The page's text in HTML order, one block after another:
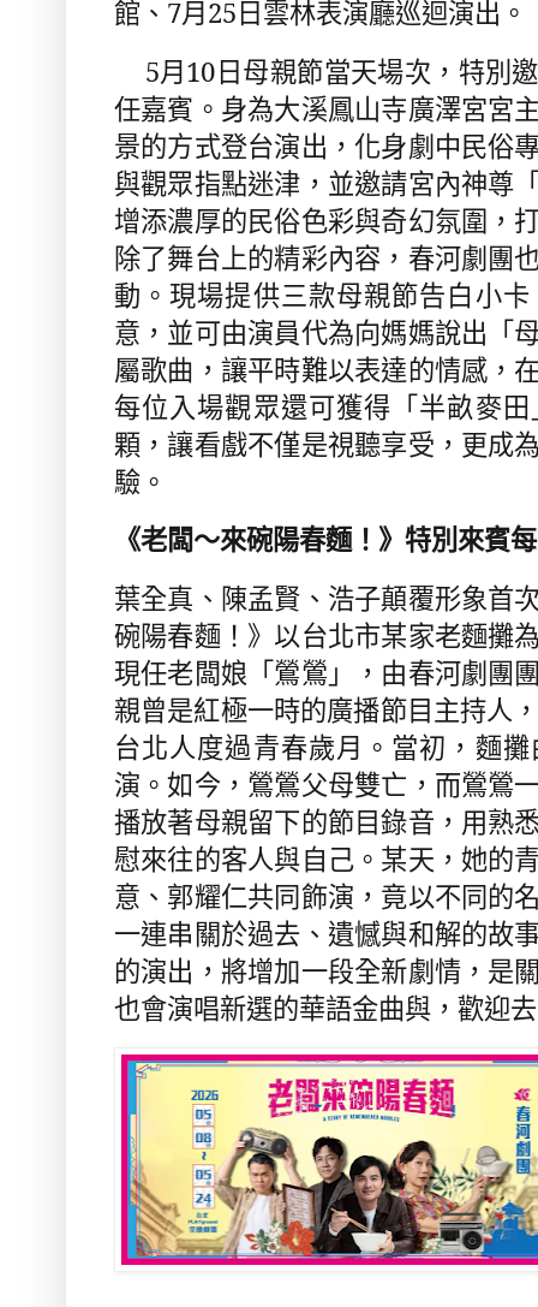
館、 7月25日雲林表演廳巡迴演出。
5月10日母親節當天場次，特別
任嘉賓。身為大溪鳳山寺廣澤宮宮
景的方式登台演出，化身劇中民俗
與觀眾指點迷津，並邀請宮內神尊
增添濃厚的民俗色彩與奇幻氛圍，
除了舞台上的精彩內容，春河劇團
動。現場提供三款母親節告白小
意，並可由演員代為向媽媽說出「
屬歌曲，讓平時難以表達的情感，
每位入場觀眾還可獲得「半畝麥
顆，讓看戲不僅是視聽享受，更成
驗。
《老闆～來碗陽春麵！》特別來賓
葉全真、陳孟賢、浩子顛覆形象首
碗陽春麵！》以台北市某家老麵攤
現任老闆娘「鶯鶯」，由春河劇團
親曾是紅極一時的廣播節目主持人
台北人度過青春歲月。當初，麵
演。如今，鶯鶯父母雙亡，而鶯鶯
播放著母親留下的節目錄音，用熟
慰來往的客人與自己。某天，她的
意、郭耀仁共同飾演，竟以不同的
一連串關於過去、遺憾與和解的故
的演出，將增加一段全新劇情，是
也會演唱新選的華語金曲與，歡迎